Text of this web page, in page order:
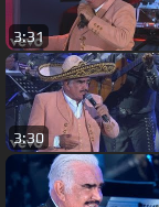
3:31
3:30